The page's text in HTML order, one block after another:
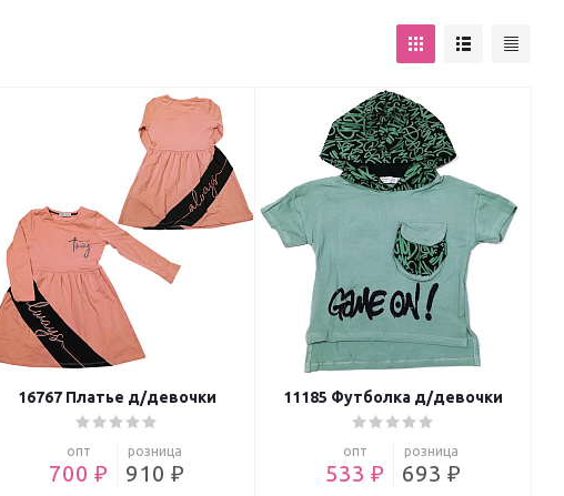
16767 Платье д/девочки
опт
700 ₽
розница
910 ₽
11185 Футболка д/девочки
опт
533 ₽
розница
693 ₽